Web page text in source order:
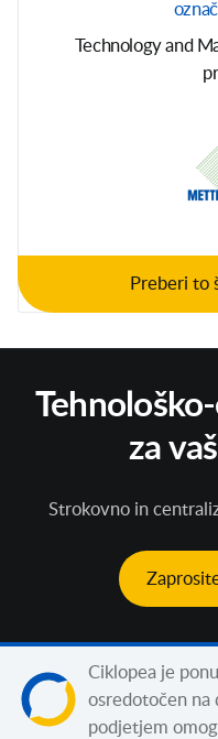
Technology and
Preberi to
za
Strokovno in
Ciklopea je
osredotočen na
podjetjem